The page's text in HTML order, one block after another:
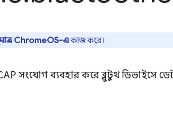
ChromeOS-একাজ করে।
সংযোগ ব্যবহার করে ব্লুটুথ ডিভাইসে